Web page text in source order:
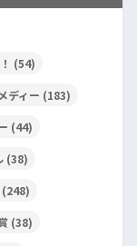
(54)
ディー (183)
(44)
(38)
(248)
(38)